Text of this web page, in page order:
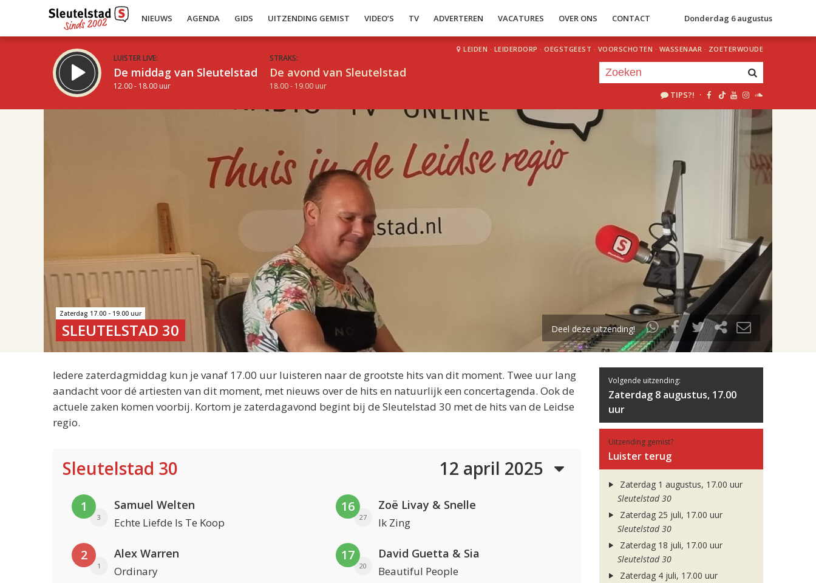
NIEUWS AGENDA GIDS UITZENDING GEMIST VIDEO’S TV ADVERTEREN VACATURES OVER ONS CONTACT Donderdag 6 augustus
LUISTER LIVE:
De middag van Sleutelstad
12.00 - 18.00 uur
STRAKS:
De avond van Sleutelstad
18.00 - 19.00 uur
LEIDEN · LEIDERDORP · OEGSTGEEST · VOORSCHOTEN · WASSENAAR · ZOETERWOUDE
TIPS?! ·
uur 1 van 2
Volgend uur
Zaterdag 17.00 - 19.00 uur
SLEUTELSTAD 30 Deel deze uitzending!
Iedere zaterdagmiddag kun je vanaf 17.00 uur luisteren naar de grootste hits van dit moment. Twee uur lang
aandacht voor dé artiesten van dit moment, met nieuws over de hits en natuurlijk een concertagenda. Ook de
actuele zaken komen voorbij. Kortom je zaterdagavond begint bij de Sleutelstad 30 met de hits van de Leidse
regio.
Sleutelstad 30 12 april 2025
1
3
Samuel Welten
Echte Liefde Is Te Koop
2
1
Alex Warren
Ordinary
16
27
Zoë Livay & Snelle
Ik Zing
17
20
David Guetta & Sia
Beautiful People
Volgende uitzending:
Zaterdag 8 augustus, 17.00
uur
Uitzending gemist?
Luister terug
Zaterdag 1 augustus, 17.00 uur
Sleutelstad 30
Zaterdag 25 juli, 17.00 uur
Sleutelstad 30
Zaterdag 18 juli, 17.00 uur
Sleutelstad 30
Zaterdag 4 juli, 17.00 uur